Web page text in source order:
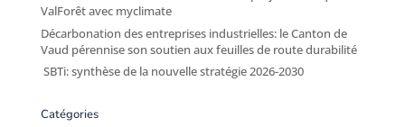
ValForêt avec myclimate
Décarbonation des entreprises industrielles: le Canton de
Vaud pérennise son soutien aux feuilles de route durabilité
SBTi: synthèse de la nouvelle stratégie 2026-2030
Catégories